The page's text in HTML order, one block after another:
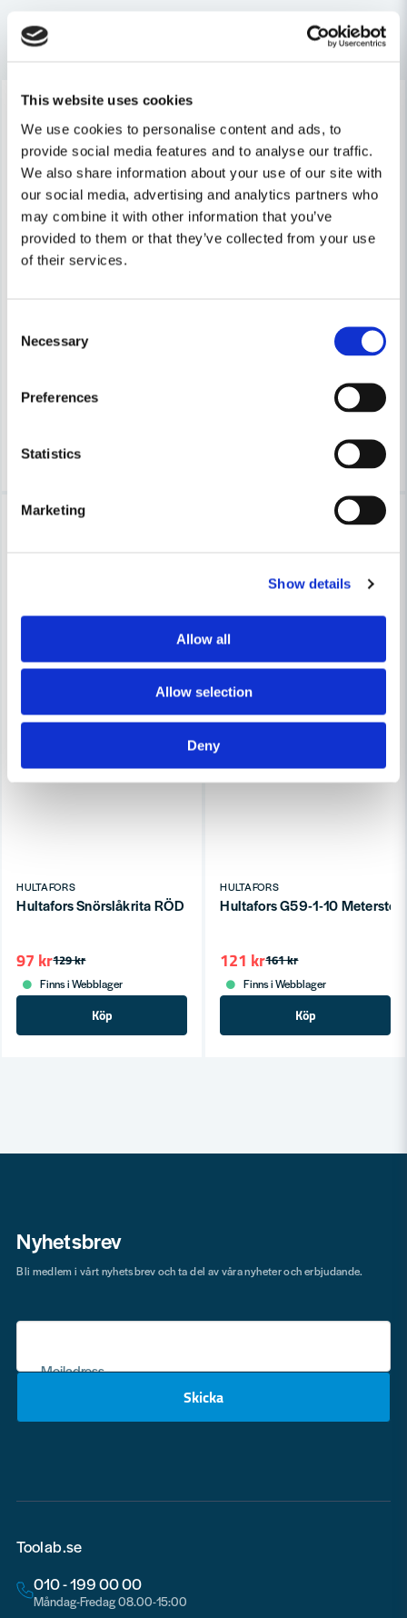
This website uses cookies
We use cookies to personalise content and ads, to
provide social media features and to analyse our traffic.
We also share information about your use of our site with
our social media, advertising and analytics partners who
may combine it with other information that you’ve
provided to them or that they’ve collected from your use
of their services.
Selection
Necessary
Preferences
Statistics
Marketing
Show details
Allow all
Allow selection
Deny
Skicka fråga
Andra produkter i kategorin
Leveranstid ifrån leverantör ca
-25%
Leveranstid ifrån leverantör ca
HULTAFORS
Hultafors Snörslåkrita RÖD 360g
129 kr
97 kr
Finns i Webblager
Köp
-25%
HULTAFORS
Hultafors G59-1-10
161 kr
121 kr
Finns i Webblager
Köp
Nyhetsbrev
Mejladress
Skicka
Bli medlem i vårt nyhetsbrev och ta del av våra nyheter och erbjudande.
Toolab.se
010 - 199 00 00
Måndag-Fredag 08.00-15:00